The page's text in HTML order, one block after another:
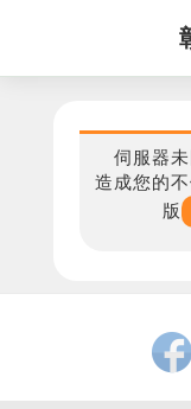
伺服器
造成您的
版